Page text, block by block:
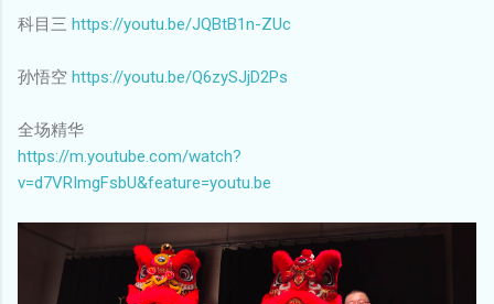
科目三 https://youtu.be/JQBtB1n-ZUc
孙悟空 https://youtu.be/Q6zySJjD2Ps
全场精华
https://m.youtube.com/watch?
v=d7VRImgFsbU&feature=youtu.be